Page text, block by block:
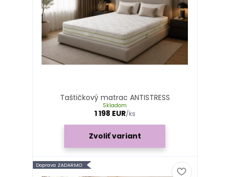
Taštičkový matrac ANTISTRESS
1 198 EUR/ks
Skladom
Zvoliť variant
Doprava ZADARMO